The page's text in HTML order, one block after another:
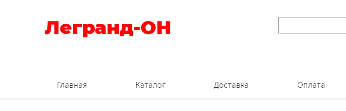
Легранд-ОН
Главная Каталог Доставка Оплата